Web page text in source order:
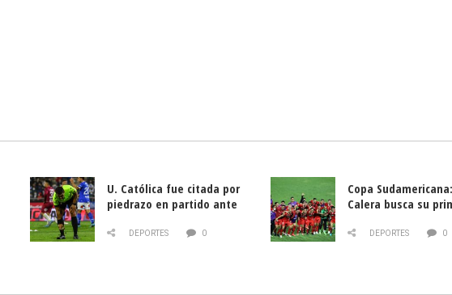
U. Católica fue citada por
piedrazo en partido ante
DEPORTES 0
Copa
Calera busca su
DEPORTES 0